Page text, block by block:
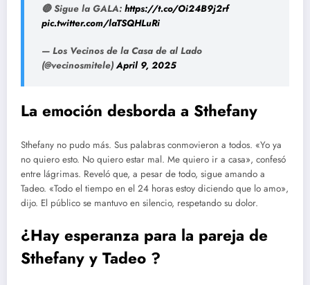
🔴 Sigue la GALA: https://t.co/Oi24B9j2rf
pic.twitter.com/laTSQHLuRi
— Los Vecinos de la Casa de al Lado
(@vecinosmitele)April 9, 2025
La emoción desborda a Sthefany
Sthefany no pudo más. Sus palabras conmovieron a todos. «Yo ya
no quiero esto. No quiero estar mal. Me quiero ir a casa», confesó
entre lágrimas. Reveló que, a pesar de todo, sigue amando a
Tadeo. «Todo el tiempo en el 24 horas estoy diciendo que lo amo»,
dijo. El público se mantuvo en silencio, respetando su dolor.
¿Hay esperanza para la pareja de
Sthefany y Tadeo ?